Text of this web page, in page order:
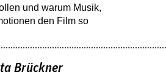
und warum Musik,
den Film so
Brückner